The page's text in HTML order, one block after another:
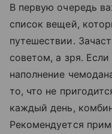
В первую очередь
список вещей,
путешествии.
советом, а зря.
наполнение
то, что не
каждый день,
Рекомендуется